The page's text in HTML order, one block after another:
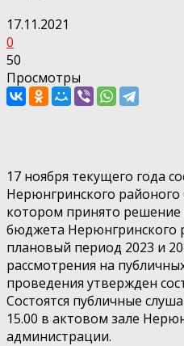
17.11.2021
0
50
Просмотры
17 ноября текущего года
Нерюнгринского районого
котором принято
бюджета Нерюнгринского
плановый период 2023 и
рассмотрения на
проведения утвержден
Состоятся публичные
15.00 в актовом зале
администрации.